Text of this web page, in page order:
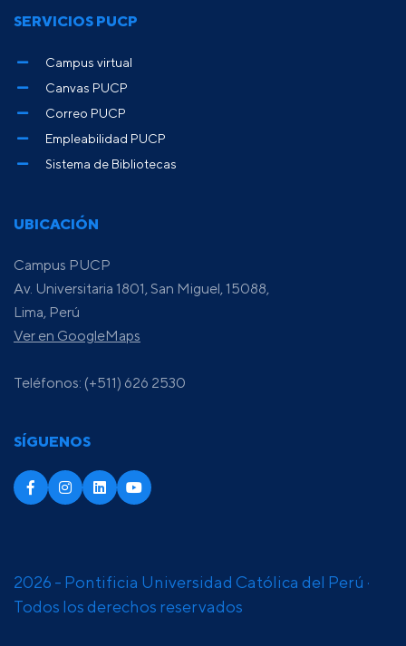
UBICACIÓN
Campus PUCP
Av. Universitaria 1801, San Miguel, 15088,
Lima, Perú
Ver en GoogleMaps
Teléfonos: (+511) 626 2530
SÍGUENOS
SERVICIOS PUCP
Campus virtual
Canvas PUCP
Correo PUCP
Empleabilidad PUCP
Sistema de Bibliotecas
2026 - Pontificia Universidad Católica del Perú ·
Todos los derechos reservados